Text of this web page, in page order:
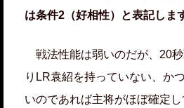
は条件2（好相性）と表記しま
戦法性能は弱いのだが、20
りLR袁紹を持っていない、か
いのであれば主将がほぼ確定